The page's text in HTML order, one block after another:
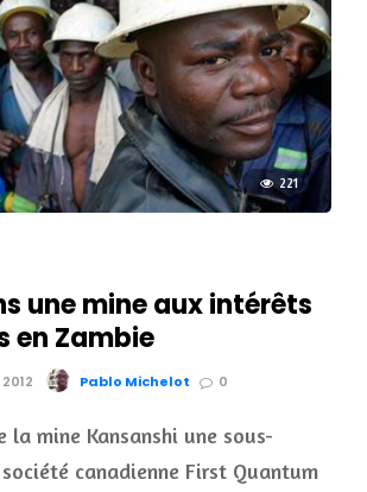
221
une mine aux intérêts
en Zambie
Pablo Michelot 0
la mine Kansanshi une sous-
canadienne First Quantum